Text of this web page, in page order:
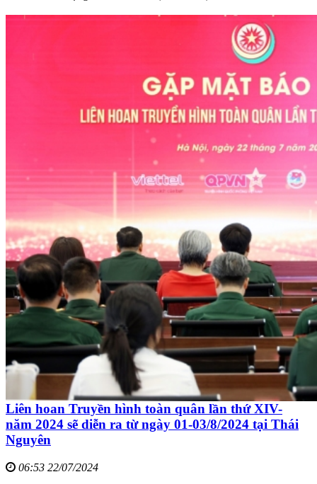
Liên hoan Truyền hình toàn quân lần thứ XIV-
năm 2024 sẽ diễn ra từ ngày 01-03/8/2024 tại Thái
Nguyên
06:53 22/07/2024